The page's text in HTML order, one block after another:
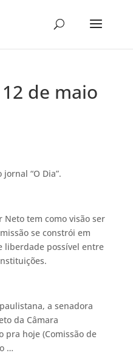
de maio
“O Dia”.
Neto tem como visão ser
se constrói em
liberdade possível entre
a senadora
da Câmara
pra hoje (Comissão de
…